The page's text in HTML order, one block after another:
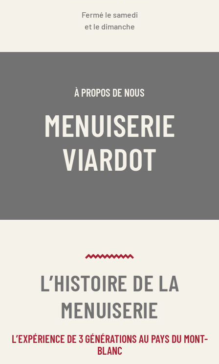
Fermé le samedi
et le dimanche
À PROPOS DE NOUS
MENUISERIE
VIARDOT
L’HISTOIRE DE LA
MENUISERIE
L’EXPÉRIENCE DE 3 GÉNÉRATIONS AU PAYS DU MONT-
BLANC